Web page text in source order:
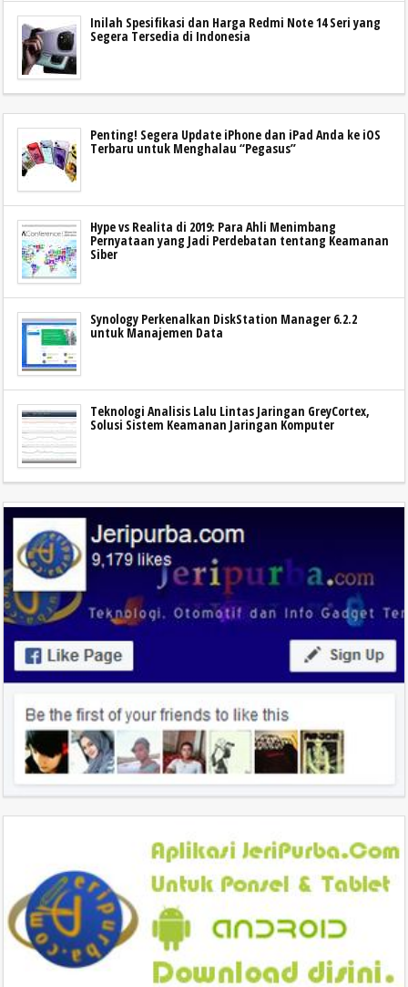
Inilah Spesifikasi dan Harga Redmi Note 14 Seri yang
Segera Tersedia di Indonesia
Penting! Segera Update iPhone dan iPad Anda ke iOS
Terbaru untuk Menghalau “Pegasus”
Hype vs Realita di 2019: Para Ahli Menimbang
Pernyataan yang Jadi Perdebatan tentang Keamanan
Siber
Synology Perkenalkan DiskStation Manager 6.2.2
untuk Manajemen Data
Teknologi Analisis Lalu Lintas Jaringan GreyCortex,
Solusi Sistem Keamanan Jaringan Komputer